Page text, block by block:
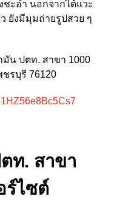
ะอำ นอกจากได้แวะ
ยังมีมุมถ่ายรูปสวย ๆ
มัน ปตท. สาขา 1000
ชรบุรี 76120
ท. สาขา
ร์ไซต์